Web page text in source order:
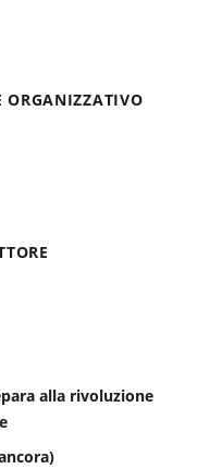
ORGANIZZATIVO
alla rivoluzione